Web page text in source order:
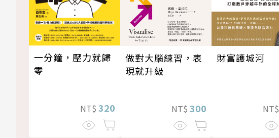
一分鐘，壓力就歸
零
NT$ 320
做對大腦練習，表
現就升級
NT$ 300
財富護城河
NT$